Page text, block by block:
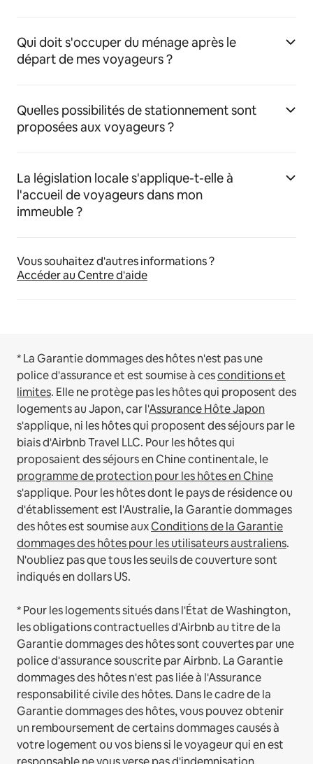
Qui doit s'occuper du ménage après le
départ de mes voyageurs ?
Quelles possibilités de stationnement sont
proposées aux voyageurs ?
La législation locale s'applique-t-elle à
l'accueil de voyageurs dans mon
immeuble ?
Vous souhaitez d'autres informations ?
Accéder au Centre d'aide
* La Garantie dommages des hôtes n'est pas une
police d'assurance et est soumise à cesconditions et
limites. Elle ne protège pas les hôtes qui proposent des
logements au Japon, car l'Assurance Hôte Japon
s'applique, ni les hôtes qui proposent des séjours par le
biais d'Airbnb Travel LLC. Pour les hôtes qui
proposaient des séjours en Chine continentale, le
programme de protection pour les hôtes en Chine
s'applique. Pour les hôtes dont le pays de résidence ou
d'établissement est l'Australie, la Garantie dommages
des hôtes est soumise auxConditions de la Garantie
dommages des hôtes pour les utilisateurs australiens.
N'oubliez pas que tous les seuils de couverture sont
indiqués en dollars US.
* Pour les logements situés dans l'État de Washington,
les obligations contractuelles d'Airbnb au titre de la
Garantie dommages des hôtes sont couvertes par une
police d'assurance souscrite par Airbnb. La Garantie
dommages des hôtes n'est pas liée à l'Assurance
responsabilité civile des hôtes. Dans le cadre de la
Garantie dommages des hôtes, vous pouvez obtenir
un remboursement de certains dommages causés à
votre logement ou vos biens si le voyageur qui en est